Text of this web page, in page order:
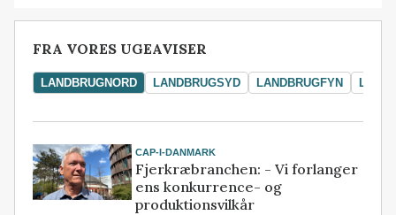
FRA VORES UGEAVISER
LANDBRUGNORD LANDBRUGSYD LANDBRUGFYN
CAP-I-DANMARK
Fjerkræbranchen: - Vi forlanger
ens konkurrence- og
produktionsvilkår